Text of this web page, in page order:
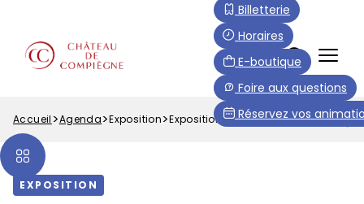
contenu
principal
Menu
Top
FR
Billetterie
Horaires
E-boutique
Foire aux questions
Réservez vos
Fil
d'Ariane
Accueil Agenda Exposition Exposition Bizarreries
EXPOSITION